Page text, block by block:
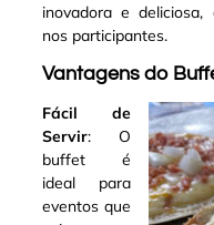
inovadora e deliciosa,
nos participantes.
Vantagens do
Fácil de
Servir: O
buffet é
ideal para
eventos que